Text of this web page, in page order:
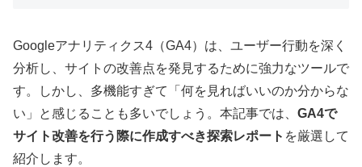
Googleアナリティクス4（GA4）は、ユーザー行動を深く
分析し、サイトの改善点を発見するために強力なツールで
す。しかし、多機能すぎて「何を見ればいいのか分からな
い」と感じることも多いでしょう。本記事では、 GA4で
サイト改善を行う際に作成すべき探索レポート を厳選して
紹介します。